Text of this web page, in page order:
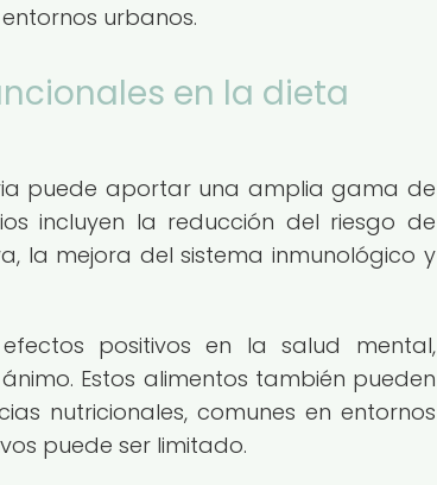
urbanos.
en la dieta
puede aportar una amplia gama de
incluyen la reducción del riesgo de
la mejora del sistema inmunológico y
positivos en la salud mental,
Estos alimentos también pueden
nutricionales, comunes en entornos
puede ser limitado.